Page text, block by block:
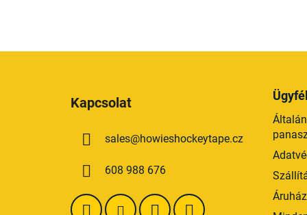
Kapcsolat
sales@howieshockeytape.cz
608 988 676